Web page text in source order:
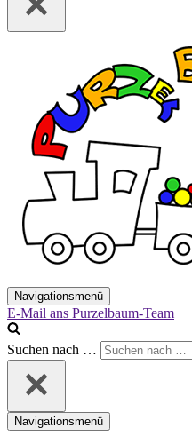
Navigationsmenü
E-Mail ans Purzelbaum-Team
Suchen nach …
Navigationsmenü